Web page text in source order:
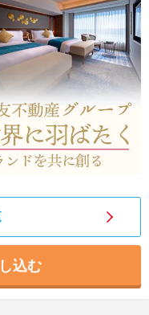
就活コラム
お役立ち記事・相談室など
就活チャンネル
動画で対策講座をチェック
よくある質問
不明点があればこちら
込む